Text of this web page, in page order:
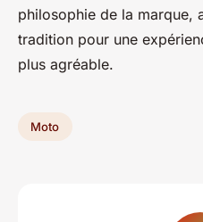
philosophie de la marque,
tradition pour une
plus agréable.
Moto